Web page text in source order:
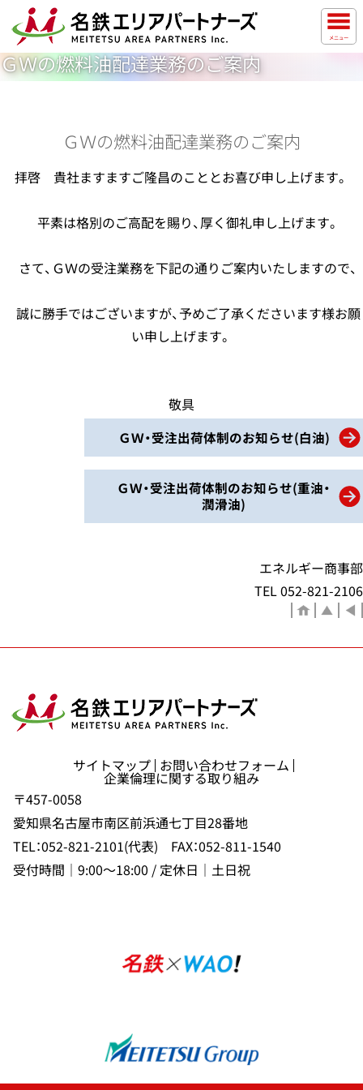
メニュー
ＧＷの燃料油配達業務のご案内
ＧＷの燃料油配達業務のご案内
拝啓 貴社ますますご隆昌のこととお喜び申し上げます。
平素は格別のご高配を賜り、厚く御礼申し上げます。
さて、ＧＷの受注業務を下記の通りご案内いたしますので、
誠に勝手ではございますが、予めご了承くださいます様お願
い申し上げます。
敬具
ＧＷ・受注出荷体制のお知らせ(白油)
ＧＷ・受注出荷体制のお知らせ(重油・
潤滑油)
エネルギー商事部
TEL 052-821-2106
サイトマップ
お問い合わせフォーム
企業倫理に関する取り組み
〒457-0058
愛知県名古屋市南区前浜通七丁目28番地
TEL：052-821-2101(代表) FAX：052-811-1540
受付時間｜9:00〜18:00 / 定休日｜土日祝